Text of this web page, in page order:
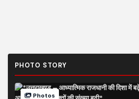
PHOTO STORY
Photos